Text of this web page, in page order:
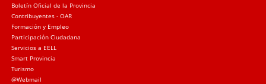
Boletín Oficial de la Provincia
Contribuyentes - OAR
Formación y Empleo
Participación Ciudadana
Servicios a EELL
Smart Provincia
Turismo
@Webmail